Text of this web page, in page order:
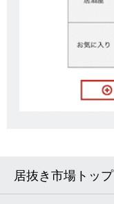
居抜き市場トップ